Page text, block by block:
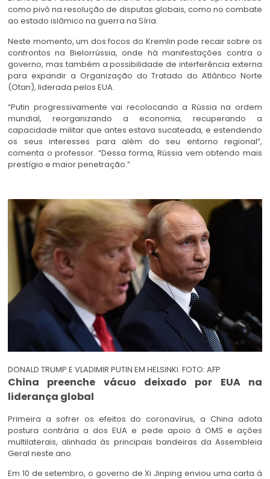
como pivô na resolução de disputas globais, como no combate
ao estado islâmico na guerra na Síria.
Neste momento, um dos focos do Kremlin pode recair sobre os
confrontos na Bielorrússia, onde há manifestações contra o
governo, mas também a possibilidade de interferência externa
para expandir a Organização do Tratado do Atlântico Norte
(Otan), liderada pelos EUA.
“Putin progressivamente vai recolocando a Rússia na ordem
mundial, reorganizando a economia, recuperando a
capacidade militar que antes estava sucateada, e estendendo
os seus interesses para além do seu entorno regional”,
comenta o professor. “Dessa forma, Rússia vem obtendo mais
prestígio e maior penetração.”
DONALD TRUMP E VLADIMIR PUTIN EM HELSINKI. FOTO: AFP
China preenche vácuo deixado por EUA na
liderança global
Primeira a sofrer os efeitos do coronavírus, a China adota
postura contrária a dos EUA e pede apoio à OMS e ações
multilaterais, alinhada às principais bandeiras da Assembleia
Geral neste ano.
Em 10 de setembro, o governo de Xi Jinping enviou uma carta à